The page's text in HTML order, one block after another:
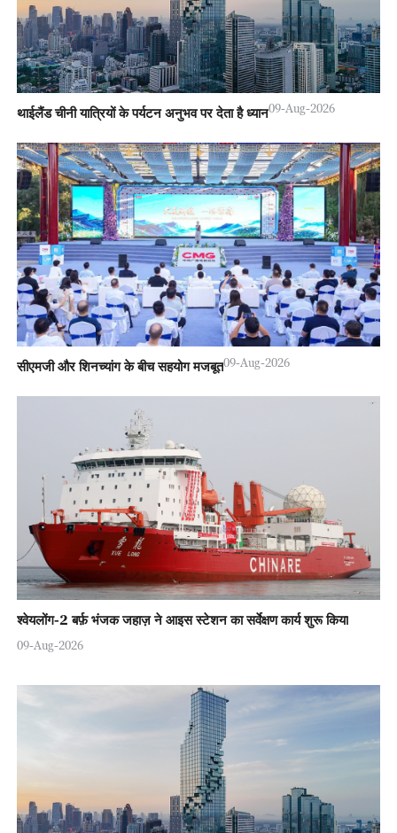
थाईलैंड चीनी यात्रियों के पर्यटन अनुभव पर देता है ध्यान09-Aug-2026
सीएमजी और शिनच्यांग के बीच सहयोग मजबूत09-Aug-2026
श्वेयलोंग-2 बर्फ़ भंजक जहाज़ ने आइस स्टेशन का सर्वेक्षण कार्य शुरू किया
09-Aug-2026